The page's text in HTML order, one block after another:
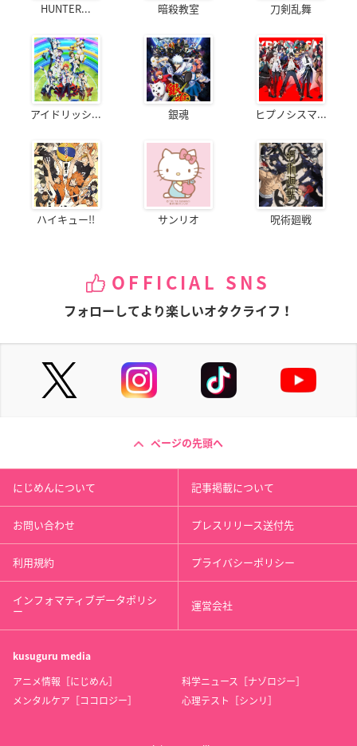
HUNTER... 暗殺教室 刀剣乱舞
アイドリッシ... 銀魂 ヒプノシスマ...
ハイキュー!! サンリオ 呪術廻戦
OFFICIAL SNS
フォローしてより楽しいオタクライフ！
ページの先頭へ
にじめんについて 記事掲載について
お問い合わせ プレスリリース送付先
利用規約 プライバシーポリシー
インフォマティブデータポリシ
ー 運営会社
kusuguru media
アニメ情報［にじめん］
科学ニュース［ナゾロジー］
メンタルケア［ココロジー］
心理テスト［シンリ］